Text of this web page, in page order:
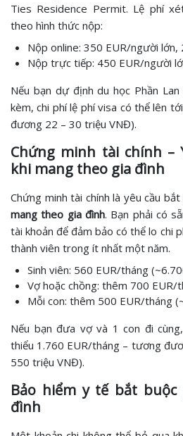
Ties Residence Permit. Lệ phí
theo hình thức nộp:
Nộp online: 350 EUR/người lớn,
Nộp trực tiếp: 450 EUR/người
Nếu bạn dự định du học Phần
kèm, chi phí lệ phí visa có thể lên
đương 22 – 30 triệu VNĐ).
Chứng minh tài chính –
khi mang theo gia đình
Chứng minh tài chính là yêu cầu
mang theo gia đình. Bạn phải có
tài khoản để đảm bảo có thể lo chi
thành viên trong ít nhất một năm.
Sinh viên: 560 EUR/tháng
Vợ hoặc chồng: thêm 700 EUR/
Mỗi con: thêm 500 EUR/tháng
Nếu bạn đưa vợ và 1 con đi
thiểu 1.760 EUR/tháng – tương
550 triệu VNĐ).
Bảo hiểm y tế bắt buộc
đình